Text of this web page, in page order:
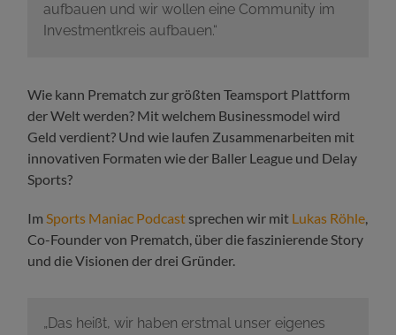
aufbauen und wir wollen eine Community im
Investmentkreis aufbauen.“
Wie kann Prematch zur größten Teamsport Plattform
der Welt werden? Mit welchem Businessmodel wird
Geld verdient? Und wie laufen Zusammenarbeiten mit
innovativen Formaten wie der Baller League und Delay
Sports?
Im Sports Maniac Podcast sprechen wir mit Lukas Röhle
Co-Founder von Prematch, über die faszinierende Story
und die Visionen der drei Gründer.
„Das heißt, wir haben erstmal unser eigenes